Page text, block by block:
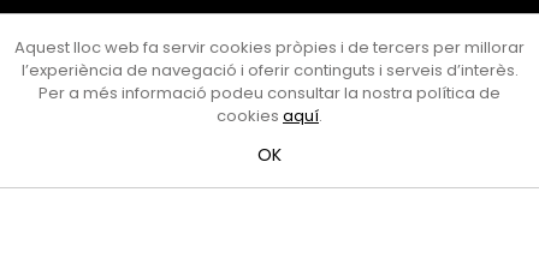
Cultura Mataró
Ajuntament de Mataró
C. de Sant Josep, 9 (Mataró, 08302)
Horari d'obertura: dilluns, dimecres i divendres de 10 a 13 h.
al telèfon al 93 758 23 61
Bústia ciutadana
Aquest lloc web fa servir cookies pròpies i de tercers per millorar
l’experiència de navegació i oferir continguts i serveis d’interès.
Per a més informació podeu consultar la nostra política de
cookies aquí.
OK